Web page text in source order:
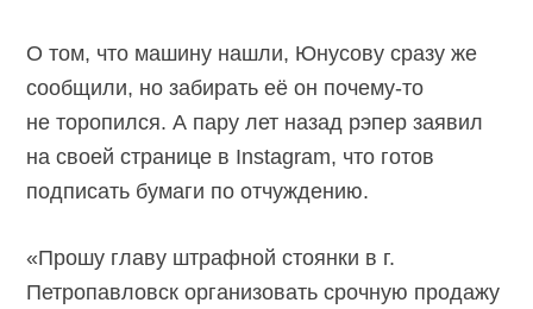
О том, что машину нашли, Юнусову сразу же
сообщили, но забирать её он почему-то
не торопился. А пару лет назад рэпер заявил
на своей странице в Instagram, что готов
подписать бумаги по отчуждению.
«Прошу главу штрафной стоянки в г.
Петропавловск организовать срочную продажу